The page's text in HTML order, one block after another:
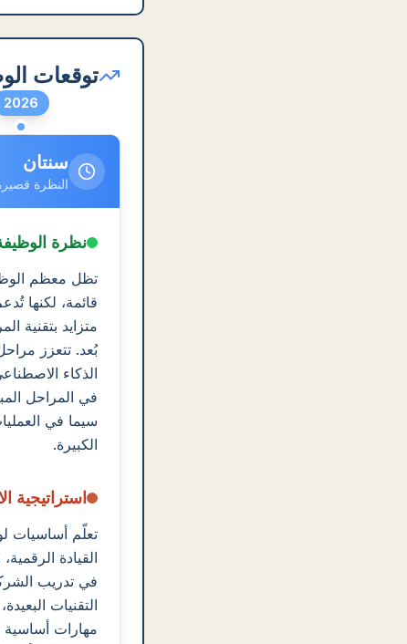
توقعات
2026
سنتان
النظرة
نظرة
تظل معظم
قائمة، لكنها
متزايد بتقنية
بُعد. تتعزز
الذكاء
في المراحل
سيما في
الكبيرة.
استراتيجية
تعلّم أساسيات
القيادة
في تدريب
التقنيات
مهارات